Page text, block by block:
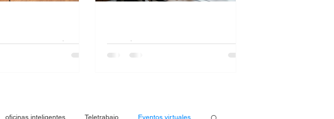
la cámara
Micrófono de techo no
funciona
oficinas inteligentes Teletrabajo Eventos virtuales